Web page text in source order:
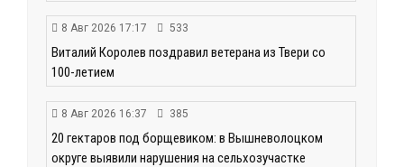
8 Авг 2026 17:17 533
Виталий Королев поздравил ветерана из Твери со
100-летием
8 Авг 2026 16:37 385
20 гектаров под борщевиком: в Вышневолоцком
округе выявили нарушения на сельхозучастке